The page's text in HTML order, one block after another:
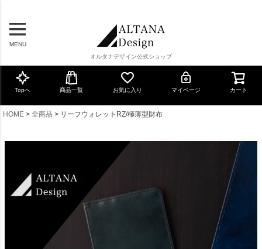
MENU
オルタナデザイン公式ショップ
Topへ 商品一覧 お気に入り マイページ カート
HOME 全商品 リーフウォレットRZ/極薄型財布